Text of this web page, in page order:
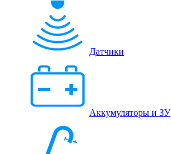
Датчики
Аккумуляторы и ЗУ